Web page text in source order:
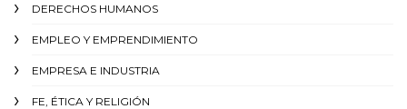
DERECHOS HUMANOS
EMPLEO Y EMPRENDIMIENTO
EMPRESA E INDUSTRIA
FE, ÉTICA Y RELIGIÓN